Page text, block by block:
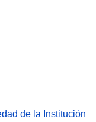
de la Institución